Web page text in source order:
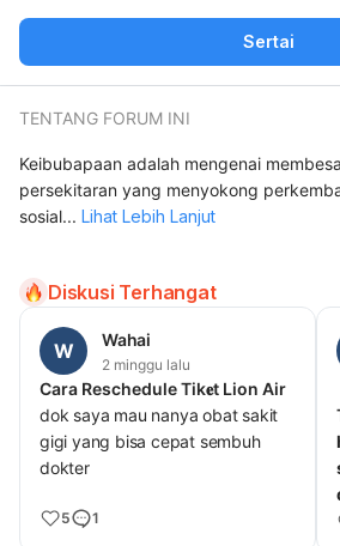
Sertai
Diskusi Terhangat
W Wahai
2 minggu lalu
Cara Reschedule Tik𝐞t Lion Air
dok saya mau nanya obat sakit
gigi yang bisa cepat sembuh
dokter
5 1
TENTANG FORUM INI
Keibubapaan adalah mengenai
persekitaran yang menyokong
sosial... Lihat Lebih Lanjut